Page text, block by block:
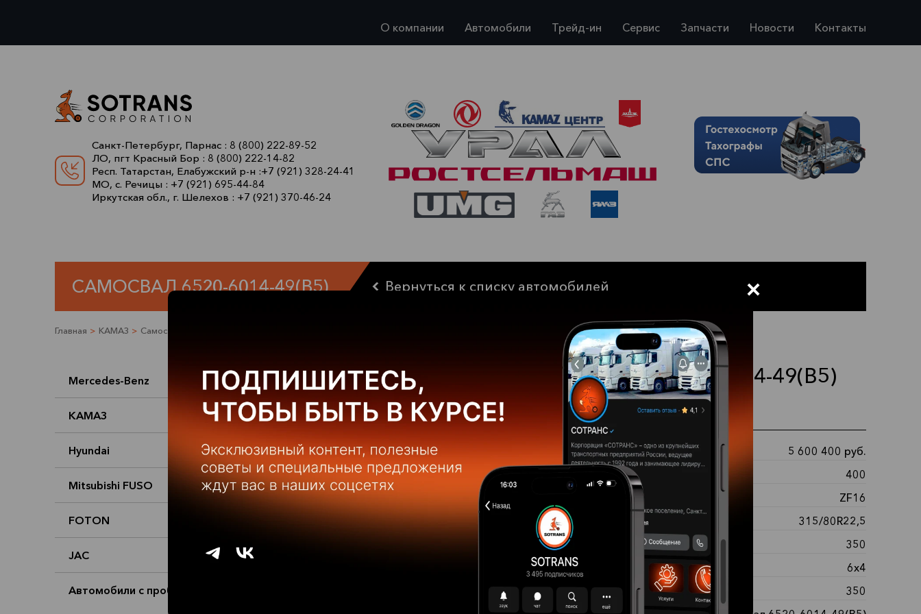
О компании Автомобили Трейд-ин Сервис Запчасти Новости Контакты
Санкт-Петербург, Парнас : 8 (800) 222-89-52
ЛО, пгт Красный Бор : 8 (800) 222-14-82
Респ. Татарстан, Елабужский р-н :+7 (921) 328-24-41
МО, с. Речицы : +7 (921) 695-44-84
Иркутская обл., г. Шелехов : +7 (921) 370-46-24
САМОСВАЛ 6520-6014-49(B5) Вернуться к списку автомобилей
Главная > КАМАЗ > Самосвалы
Mercedes-Benz
КАМАЗ
Hyundai
Mitsubishi FUSO
FOTON
JAC
Автомобили с пробегом
КАМАЗ 6520-6014-49(B5)
Основные характеристики
Цена:
5 600 400 руб.
Мощность:
400
Коробка передач:
ZF16
315/80R22,5
Объём топливного бака:
350
Колесная формула:
6х4
Топливные баки, л:
350
×